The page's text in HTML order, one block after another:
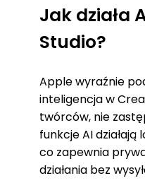
Jak działa
Studio?
Apple wyraźnie
inteligencja w
twórców, nie
funkcje AI działają
co zapewnia
działania bez